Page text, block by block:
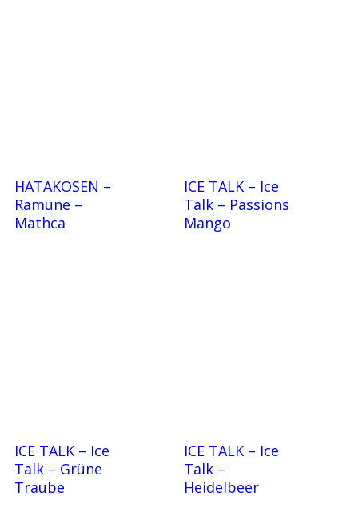
HATAKOSEN –
Ramune –
Mathca
ICE TALK – Ice
Talk – Passions
Mango
ICE TALK – Ice
Talk – Grüne
Traube
ICE TALK – Ice
Talk –
Heidelbeer